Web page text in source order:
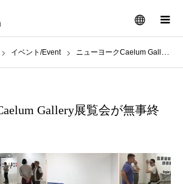
メニュー
イベント/Event ニューヨークCaelum Gallery展覧会が無事終了しました！
Gallery展覧会が無事終